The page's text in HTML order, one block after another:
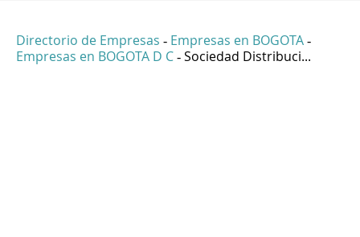
Directorio de Empresas - Empresas en BOGOTA -
Empresas en BOGOTA D C - Sociedad Distribuci...